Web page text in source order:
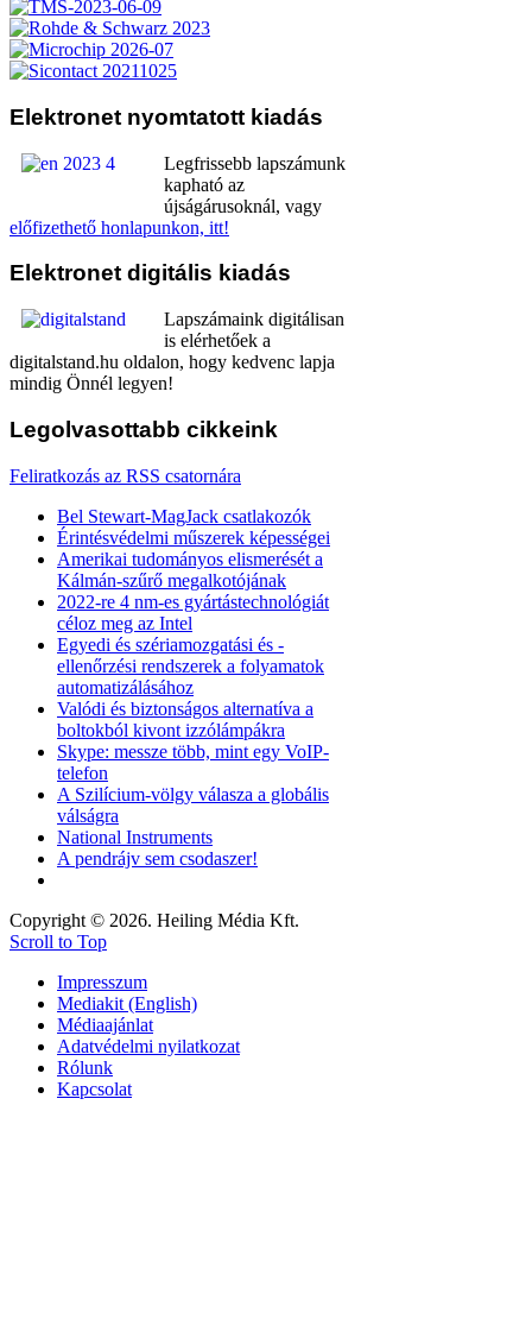
Elektronet nyomtatott kiadás
Legfrissebb lapszámunk
kapható az
újságárusoknál, vagy
előfizethető honlapunkon, itt!
Elektronet digitális kiadás
Lapszámaink digitálisan
is elérhetőek a
digitalstand.hu oldalon, hogy kedvenc lapja
mindig Önnél legyen!
Legolvasottabb cikkeink
Feliratkozás az RSS csatornára
Bel Stewart-MagJack csatlakozók
Érintésvédelmi műszerek képességei
Amerikai tudományos elismerését a
Kálmán-szűrő megalkotójának
2022-re 4 nm-es gyártástechnológiát
céloz meg az Intel
Egyedi és szériamozgatási és -
ellenőrzési rendszerek a folyamatok
automatizálásához
Valódi és biztonságos alternatíva a
boltokból kivont izzólámpákra
Skype: messze több, mint egy VoIP-
telefon
A Szilícium-völgy válasza a globális
válságra
National Instruments
A pendrájv sem csodaszer!
Copyright © 2026. Heiling Média Kft.
Scroll to Top
Impresszum
Mediakit (English)
Médiaajánlat
Adatvédelmi nyilatkozat
Rólunk
Kapcsolat